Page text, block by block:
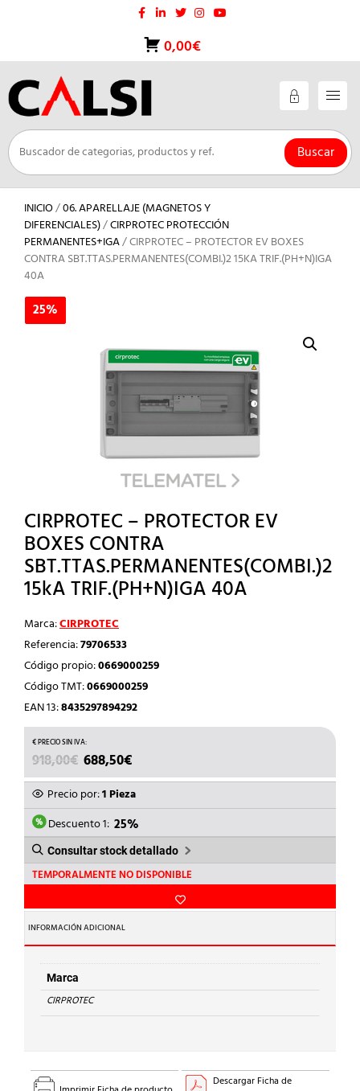
0,00€
Buscar
INICIO/06. APARELLAJE (MAGNETOS Y
DIFERENCIALES)/CIRPROTEC PROTECCIÓN
PERMANENTES+IGA/ CIRPROTEC – PROTECTOR EV BOXES
CONTRA SBT.TTAS.PERMANENTES(COMBI.)2 15KA TRIF.(PH+N)IGA
40A
25%
CIRPROTEC – PROTECTOR EV
BOXES CONTRA
SBT.TTAS.PERMANENTES(COMBI.)2
15kA TRIF.(PH+N)IGA 40A
Marca:CIRPROTEC
Referencia:79706533
Código propio:0669000259
Código TMT:0669000259
EAN 13:8435297894292
918,00€ EL
PRECIO
ORIGINAL
ERA:
918,00€.
688,50€
PRECIO
ACTUAL
ES:
688,50€.
Precio por:1 Pieza
Descuento 1: 25%
Consultar stock detallado
TEMPORALMENTE NO DISPONIBLE
INFORMACIÓN ADICIONAL
Marca
CIRPROTEC
25%
Descargar Ficha de